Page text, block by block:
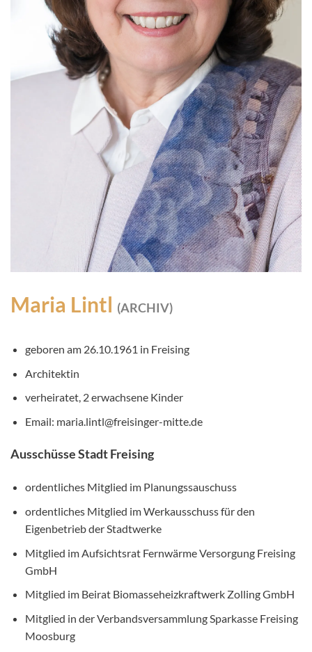
Maria Lintl (ARCHIV)
geboren am 26.10.1961 in Freising
Architektin
verheiratet, 2 erwachsene Kinder
Email: maria.lintl@freisinger-mitte.de
Ausschüsse Stadt Freising
ordentliches Mitglied im Planungssauschuss
ordentliches Mitglied im Werkausschuss für den
Eigenbetrieb der Stadtwerke
Mitglied im Aufsichtsrat Fernwärme Versorgung Freising
GmbH
Mitglied im Beirat Biomasseheizkraftwerk Zolling GmbH
Mitglied in der Verbandsversammlung Sparkasse Freising
Moosburg